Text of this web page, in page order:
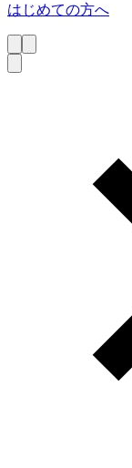
はじめての方へ